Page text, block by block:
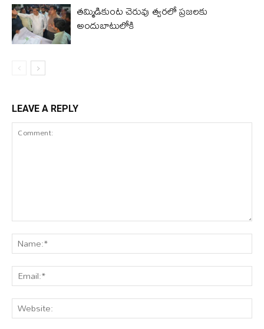
తమ్మిడికుంట చెరువు త్వరలో ప్రజలకు
అందుబాటులోకి
LEAVE A REPLY